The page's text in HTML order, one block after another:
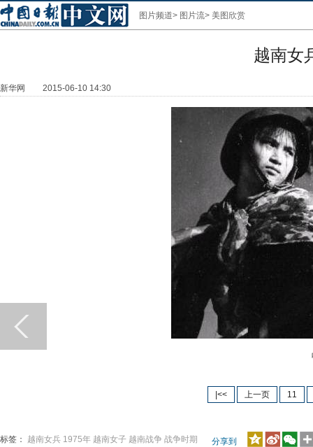
图片频道> 图片流> 美图欣赏
越南女
新华网 2015-06-10 14:30
战
|<< 上一页 11
标签： 越南女兵 1975年 越南女子 越南战争 战争时期 分享到